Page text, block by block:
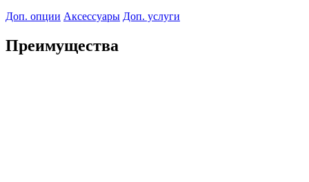
Доп. опции Аксессуары Доп. услуги
Преимущества